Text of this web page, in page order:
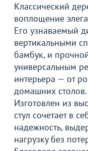
Классический
воплощение
Его узнаваемый
вертикальными
бамбук, и
универсальным
интерьера — от
домашних столов.
Изготовлен из
стул сочетает в
надежность,
нагрузку без